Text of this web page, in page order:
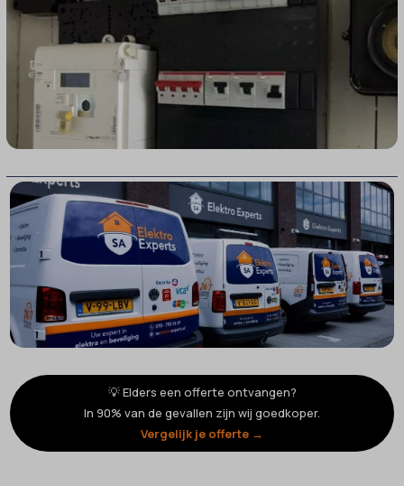
💡 Elders een offerte ontvangen?
In 90% van de gevallen zijn wij goedkoper.
Vergelijk je offerte →